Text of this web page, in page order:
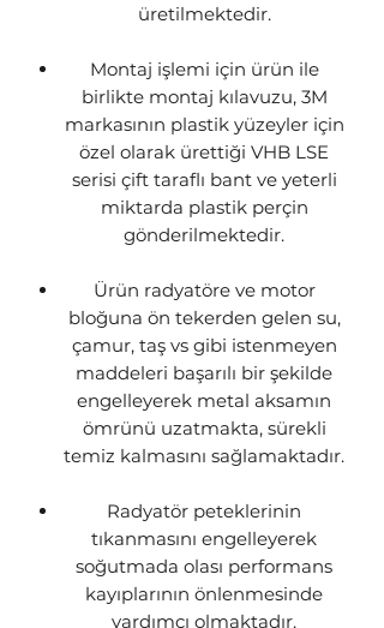
üretilmektedir.
Montaj işlemi için ürün ile
birlikte montaj kılavuzu, 3M
markasının plastik yüzeyler için
özel olarak ürettiği VHB LSE
serisi çift taraflı bant ve yeterli
miktarda plastik perçin
gönderilmektedir.
Ürün radyatöre ve motor
bloğuna ön tekerden gelen su,
çamur, taş vs gibi istenmeyen
maddeleri başarılı bir şekilde
engelleyerek metal aksamın
ömrünü uzatmakta, sürekli
temiz kalmasını sağlamaktadır.
Radyatör peteklerinin
tıkanmasını engelleyerek
soğutmada olası performans
kayıplarının önlenmesinde
yardımcı olmaktadır.